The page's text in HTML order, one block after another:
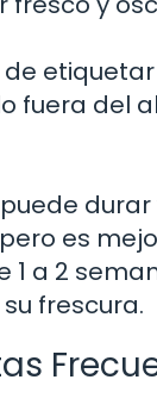
fuera del
es
1 a 2
frescura.